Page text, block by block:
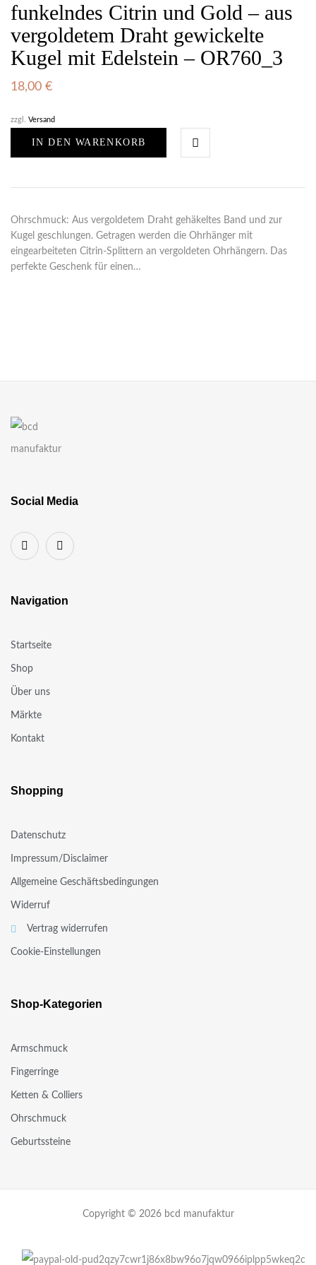
funkelndes Citrin und Gold – aus
vergoldetem Draht gewickelte
Kugel mit Edelstein – OR760_3
18,00 €
zzgl. Versand
IN DEN WARENKORB
Ohrschmuck: Aus vergoldetem Draht gehäkeltes Band und zur
Kugel geschlungen. Getragen werden die Ohrhänger mit
eingearbeiteten Citrin-Splittern an vergoldeten Ohrhängern. Das
perfekte Geschenk für einen…
Social Media
Navigation
Startseite
Shop
Über uns
Märkte
Kontakt
Shopping
Datenschutz
Impressum/Disclaimer
Allgemeine Geschäftsbedingungen
Widerruf
Vertrag widerrufen
Cookie-Einstellungen
Shop-Kategorien
Armschmuck
Fingerringe
Ketten & Colliers
Ohrschmuck
Geburtssteine
Copyright © 2026 bcd manufaktur